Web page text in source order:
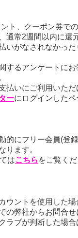
ト、クーポン券で
通常2週間以内に還
いがなされなかっ
するアンケートに
払いにご利用いた
ーにログインした
的にフリー会員(登
ります。
はこちら をご覧く
ウントを使用した
の弊社からお問合
ラブが判断した場